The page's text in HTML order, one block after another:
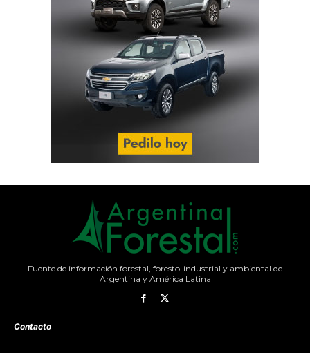
Fuente de información forestal, foresto-industrial y ambiental de
Argentina y América Latina
Contacto